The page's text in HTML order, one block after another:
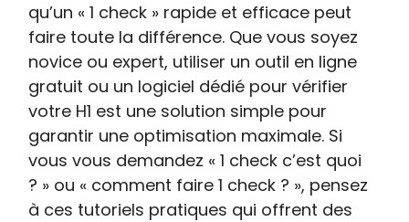
qu’un « 1 check » rapide et efficace peut
faire toute la différence. Que vous soyez
novice ou expert, utiliser un outil en ligne
gratuit ou un logiciel dédié pour vérifier
votre H1 est une solution simple pour
garantir une optimisation maximale. Si
vous vous demandez « 1 check c’est quoi
? » ou « comment faire 1 check ? », pensez
à ces tutoriels pratiques qui offrent des